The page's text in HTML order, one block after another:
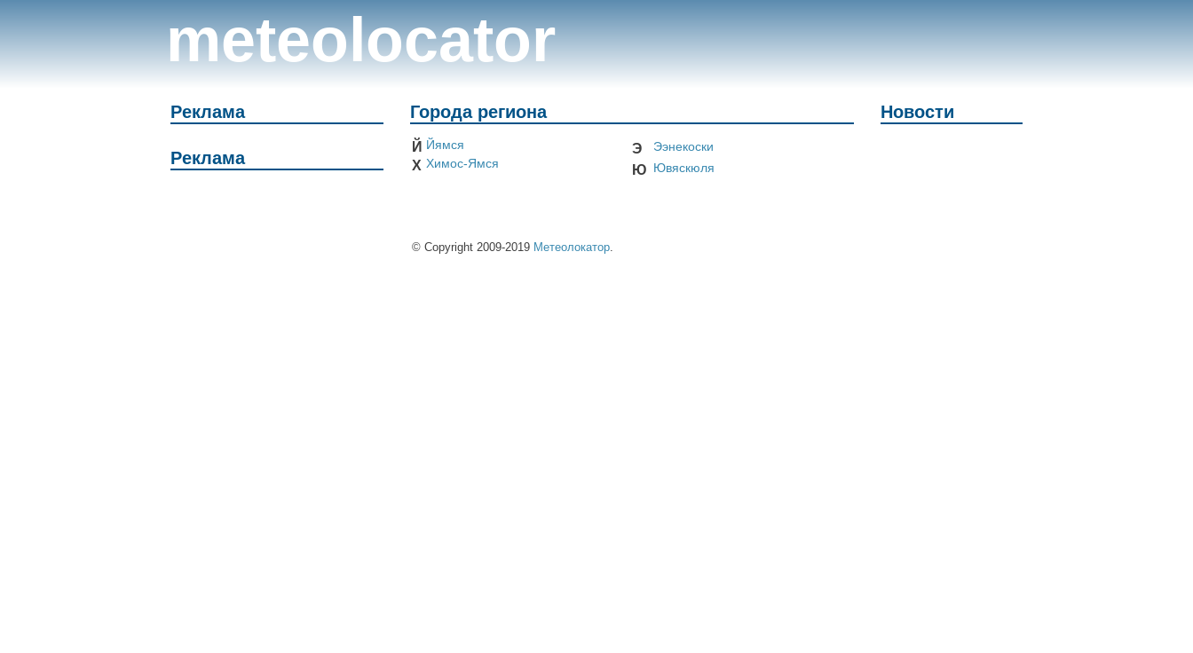
meteolocator
Реклама
Реклама
Города региона
Й Йямся
Х Химос-Ямся
Э Ээнекоски
Ю Ювяскюля
© Copyright 2009-2019 Метеолокатор.
Новости